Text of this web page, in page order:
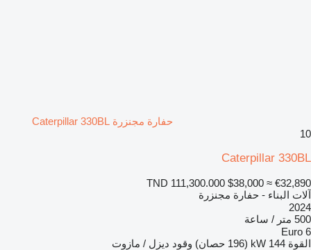
حفارة مجنزرة Caterpillar 330BL
10
Caterpillar 330BL
TND 111,300.000 $38,000 ≈ €32,890
آلات البناء - حفارة مجنزرة
2024
500 متر / ساعة
Euro 6
القوة 144 kW (196 حصان) وقود ديزل / مازوت